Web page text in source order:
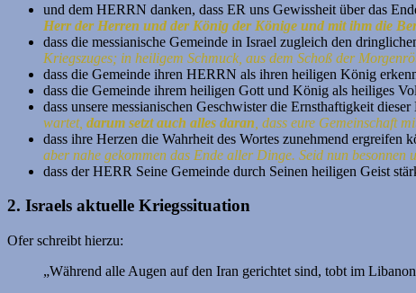
und dem HERRN danken, dass ER uns Gewissheit über das
Herr der Herren und der König der Könige und mit ihm die
dass die messianische Gemeinde in Israel zugleich den
Kriegszuges; in heiligem Schmuck, aus dem Schoß der
dass die Gemeinde ihren HERRN als ihren heiligen König
dass die Gemeinde ihrem heiligen Gott und König als heiliges
dass unsere messianischen Geschwister die Ernsthaftigkeit
wartet, darum setzt auch alles daran , dass eure Gemeinschaft
dass ihre Herzen die Wahrheit des Wortes zunehmend ergreifen
aber nahe gekommen das Ende aller Dinge. Seid nun besonnen
dass der HERR Seine Gemeinde durch Seinen heiligen Geist
2. Israels aktuelle Kriegssituation
Ofer schreibt hierzu:
„Während alle Augen auf den Iran gerichtet sind, tobt im